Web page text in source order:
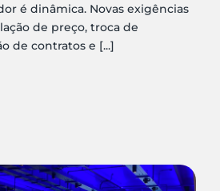
é dinâmica. Novas exigências
de preço, troca de
de contratos e [...]